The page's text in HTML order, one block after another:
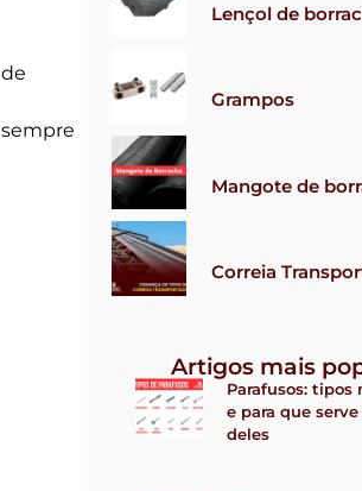
Lençol de
Grampos
Mangote de
Correia
Artigos mais
Parafusos: tipos
e para que
deles